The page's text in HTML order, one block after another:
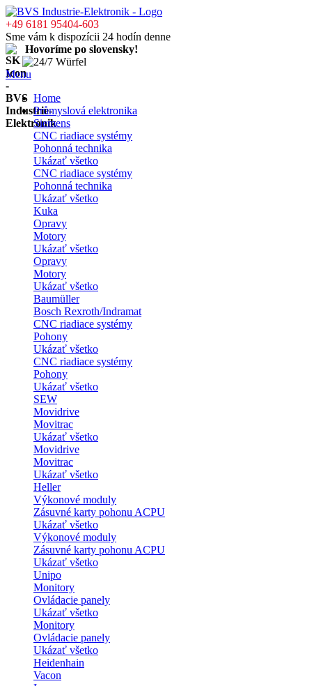
+49 6181 95404-603
Sme vám k dispozícii 24 hodín denne
Hovoríme po slovensky!
Menu
Home
Průmyslová elektronika
Siemens
CNC riadiace systémy
Pohonná technika
Ukázať všetko
CNC riadiace systémy
Pohonná technika
Ukázať všetko
Kuka
Opravy
Motory
Ukázať všetko
Opravy
Motory
Ukázať všetko
Baumüller
Bosch Rexroth/Indramat
CNC riadiace systémy
Pohony
Ukázať všetko
CNC riadiace systémy
Pohony
Ukázať všetko
SEW
Movidrive
Movitrac
Ukázať všetko
Movidrive
Movitrac
Ukázať všetko
Heller
Výkonové moduly
Zásuvné karty pohonu ACPU
Ukázať všetko
Výkonové moduly
Zásuvné karty pohonu ACPU
Ukázať všetko
Unipo
Monitory
Ovládacie panely
Ukázať všetko
Monitory
Ovládacie panely
Ukázať všetko
Heidenhain
Vacon